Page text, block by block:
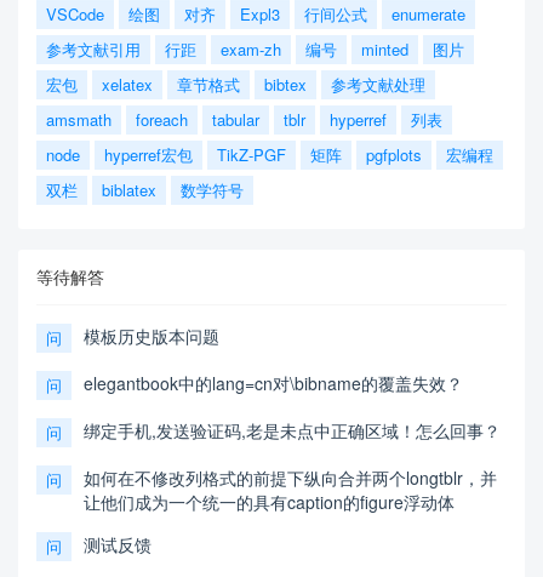
VSCode
绘图 对齐 Expl3 行间公式
enumerate
参考文献引用
行距 exam-zh 编号 minted
图片
宏包
xelatex 章节格式 bibtex
参考文献处理
amsmath
foreach tabular tblr hyperref
列表
node
hyperref宏包 TikZ-PGF 矩阵 pgfplots
宏编程
双栏
biblatex 数学符号
等待解答
问 模板历史版本问题
问 elegantbook中的lang=cn对\bibname的覆盖失效？
问 绑定手机,发送验证码,老是未点中正确区域！怎么回事？
问
如何在不修改列格式的前提下纵向合并两个longtblr，并
让他们成为一个统一的具有caption的figure浮动体
问 测试反馈